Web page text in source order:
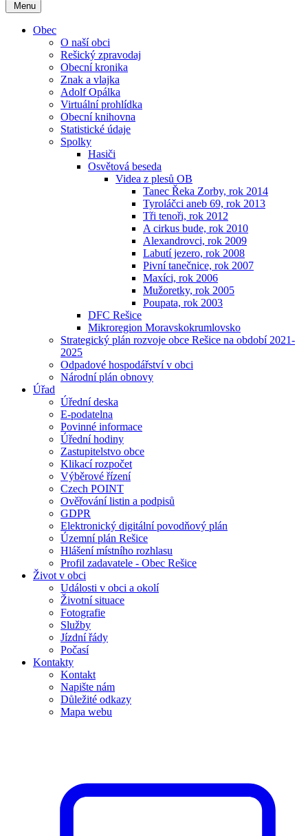
Menu
Obec
O naší obci
Rešický zpravodaj
Obecní kronika
Znak a vlajka
Adolf Opálka
Virtuální prohlídka
Obecní knihovna
Statistické údaje
Spolky
Hasiči
Osvětová beseda
Videa z plesů OB
Tanec Řeka Zorby, rok 2014
Tyroláčci aneb 69, rok 2013
Tři tenoři, rok 2012
A cirkus bude, rok 2010
Alexandrovci, rok 2009
Labutí jezero, rok 2008
Pivní tanečnice, rok 2007
Maxíci, rok 2006
Mužoretky, rok 2005
Poupata, rok 2003
DFC Rešice
Mikroregion Moravskokrumlovsko
Strategický plán rozvoje obce Rešice na období 2021-
2025
Odpadové hospodářství v obci
Národní plán obnovy
Úřad
Úřední deska
E-podatelna
Povinné informace
Úřední hodiny
Zastupitelstvo obce
Klikací rozpočet
Výběrové řízení
Czech POINT
Ověřování listin a podpisů
GDPR
Elektronický digitální povodňový plán
Územní plán Rešice
Hlášení místního rozhlasu
Profil zadavatele - Obec Rešice
Život v obci
Události v obci a okolí
Životní situace
Fotografie
Služby
Jízdní řády
Počasí
Kontakty
Kontakt
Napište nám
Důležité odkazy
Mapa webu